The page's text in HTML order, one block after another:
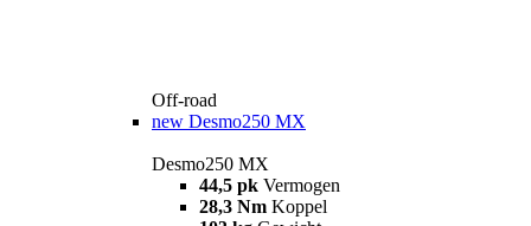
Off-road
new Desmo250 MX
Desmo250 MX
44,5 pk Vermogen
28,3 Nm Koppel